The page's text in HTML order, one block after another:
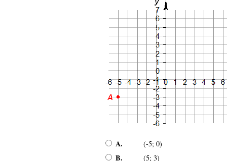
A. (-5; 0)
B. (5; 3)